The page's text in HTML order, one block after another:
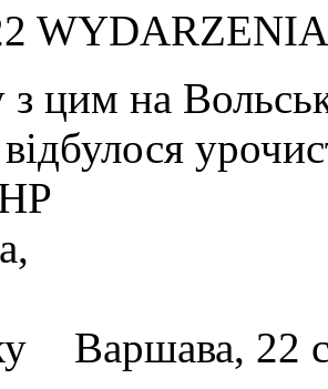
з цим на
Варшава, 22